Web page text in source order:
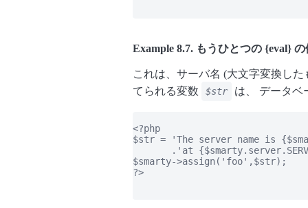
Example 8.7. もうひとつの {eval} の
これは、サーバ名 (大文字変換し
てられる変数
$str は、 データベ
<?php
$str = 'The server name is
.'at
$smarty->assign('foo',$str);
?>